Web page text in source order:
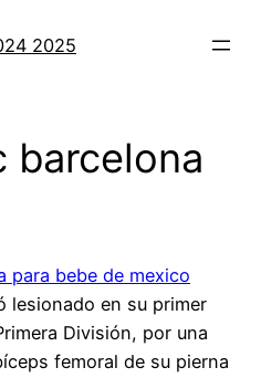
2025
barcelona
lesionado en su primer
División, por una
femoral de su pierna